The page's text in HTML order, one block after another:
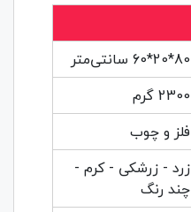
80*20*60 سانتی‌متر
2300 گرم
فلز و چوب
زرد - زرشکی - کرم -
چند رنگ